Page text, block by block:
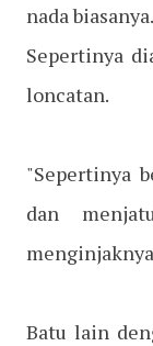
nada biasanya.
Sepertinya
loncatan.
"Sepertinya
dan
Batu lain